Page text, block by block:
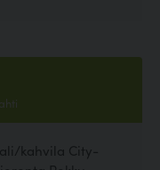
kahvila City-